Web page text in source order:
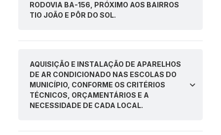
RODOVIA BA-156, PRÓXIMO AOS BAIRROS
TIO JOÃO E PÔR DO SOL.
AQUISIÇÃO E INSTALAÇÃO DE APARELHOS
DE AR CONDICIONADO NAS ESCOLAS DO
MUNICÍPIO, CONFORME OS CRITÉRIOS
TÉCNICOS, ORÇAMENTÁRIOS E A
NECESSIDADE DE CADA LOCAL.